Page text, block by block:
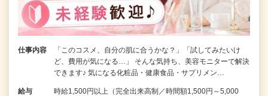
仕事内容
「このコスメ、自分の肌に合うかな？」「試してみたいけ
ど、費用が気になる…」 そんな気持ち、美容モニターで解決
できます♪ 気になる化粧品・健康食品・サプリメン…
給与
時給1,500円以上（完全出来高制／時間額1,500円～5,000